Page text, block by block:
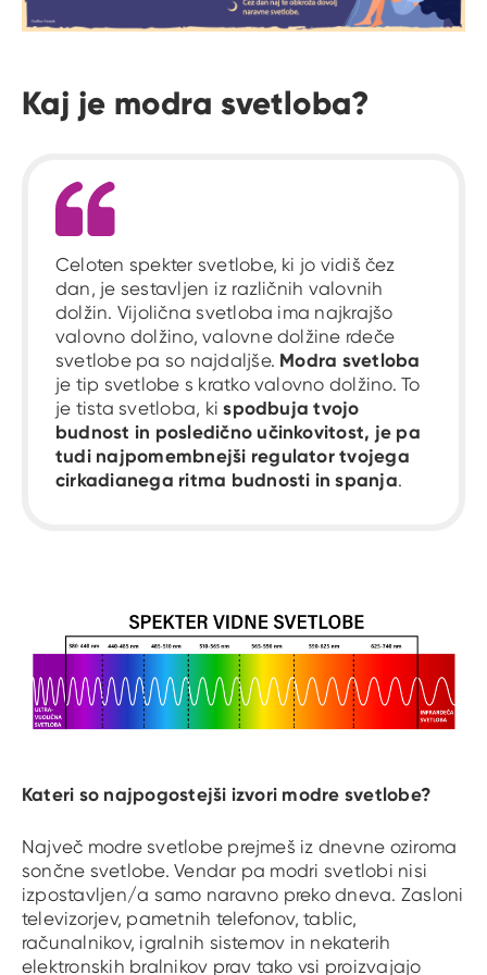
Kaj je modra svetloba?
Celoten spekter svetlobe, ki jo vidiš čez
dan, je sestavljen iz različnih valovnih
dolžin. Vijolična svetloba ima najkrajšo
valovno dolžino, valovne dolžine rdeče
svetlobe pa so najdaljše. Modra svetloba
je tip svetlobe s kratko valovno dolžino. To
je tista svetloba, kispodbuja tvojo
budnost in posledično učinkovitost, je pa
tudi najpomembnejši regulator tvojega
cirkadianega ritma budnosti in spanja.
Kateri so najpogostejši izvori modre svetlobe?
Največ modre svetlobe prejmeš iz dnevne oziroma
sončne svetlobe. Vendar pa modri svetlobi nisi
izpostavljen/a samo naravno preko dneva. Zasloni
televizorjev, pametnih telefonov, tablic,
računalnikov, igralnih sistemov in nekaterih
elektronskih bralnikov prav tako vsi proizvajajo